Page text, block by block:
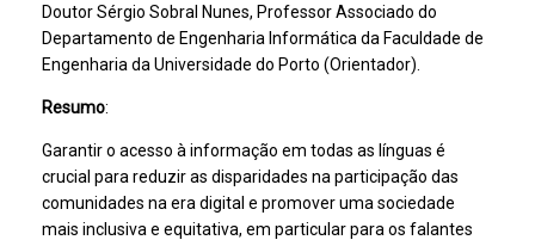
Doutor Sérgio Sobral Nunes, Professor Associado do
Departamento de Engenharia Informática da Faculdade de
Engenharia da Universidade do Porto (Orientador).
Resumo:
Garantir o acesso à informação em todas as línguas é
crucial para reduzir as disparidades na participação das
comunidades na era digital e promover uma sociedade
mais inclusiva e equitativa, em particular para os falantes